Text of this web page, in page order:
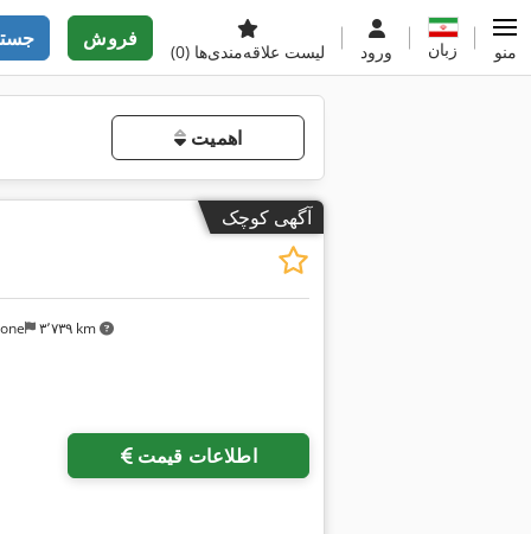
فروش
لیست علاقه‌مندی‌ها (0) ورود زبان منو
اهمیت
آگهی کوچک
۳٬۷۳۹ km
اطلاعات قیمت